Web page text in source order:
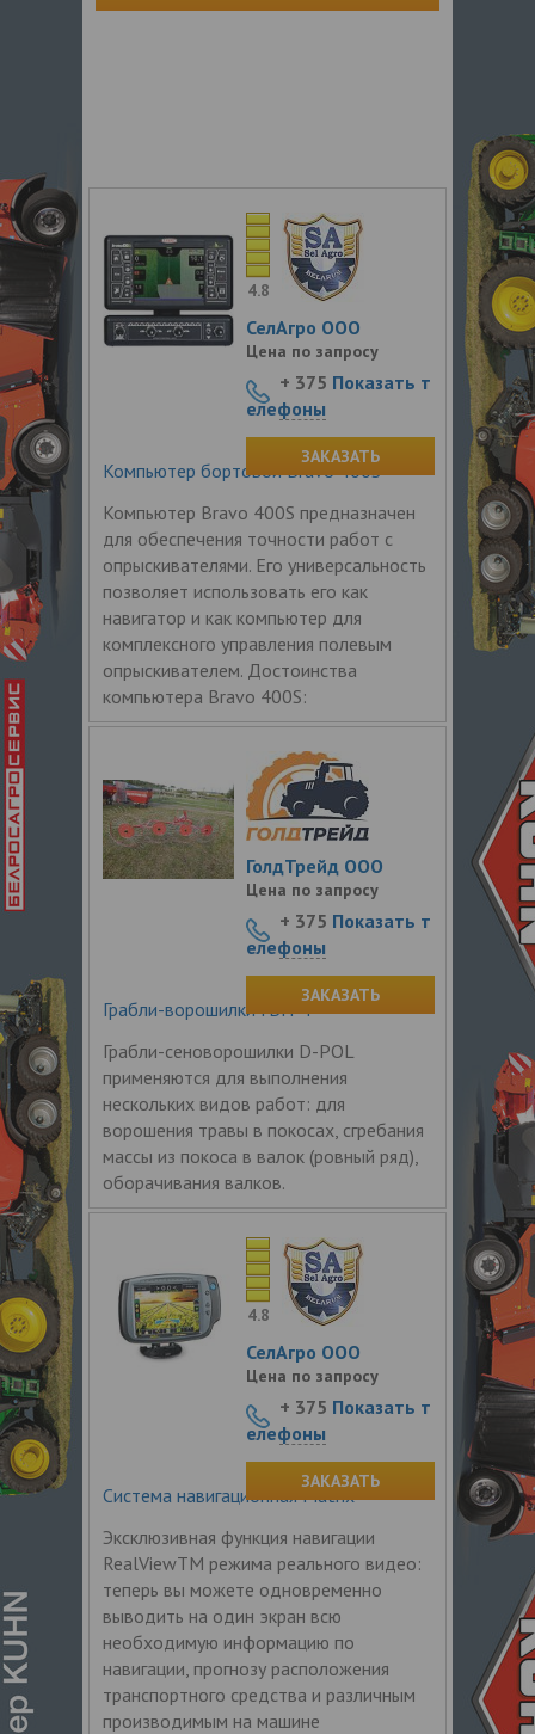
Компьютер бортовой Bravo 400S
Компьютер Bravo 400S предназначен
для обеспечения точности работ с
опрыскивателями. Его универсальность
позволяет использовать его как
навигатор и как компьютер для
комплексного управления полевым
опрыскивателем. Достоинства
компьютера Bravo 400S:
4.8
СелАгро ООО
Цена по запросу
+ 375 Показать т
елефоны
ЗАКАЗАТЬ
Грабли-ворошилки ГВН-4
Грабли-сеноворошилки D-POL
применяются для выполнения
нескольких видов работ: для
ворошения травы в покосах, сгребания
массы из покоса в валок (ровный ряд),
оборачивания валков.
ГолдТрейд ООО
Цена по запросу
+ 375 Показать т
елефоны
ЗАКАЗАТЬ
Система навигационная Matrix
Эксклюзивная функция навигации
RealViewTM режима реального видео:
теперь вы можете одновременно
выводить на один экран всю
необходимую информацию по
навигации, прогнозу расположения
транспортного средства и различным
производимым на машине
4.8
СелАгро ООО
Цена по запросу
+ 375 Показать т
елефоны
ЗАКАЗАТЬ